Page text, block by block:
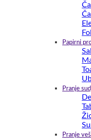
Papirni
Pranje
Pranje